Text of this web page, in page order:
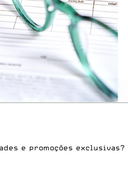
e promoções exclusivas?